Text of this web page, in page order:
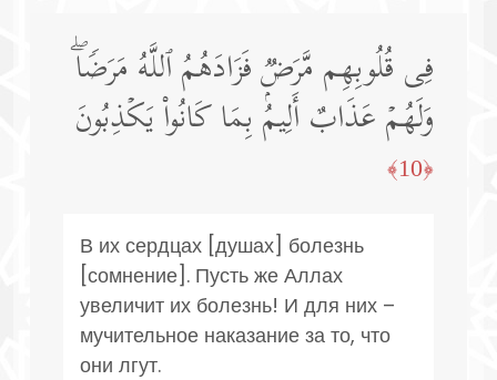
فِی قُلُوبِهِم مَّرَضࣱ فَزَادَهُمُ ٱللَّهُ مَرَضࣰاۖ
وَلَهُمۡ عَذَابٌ أَلِیمُۢ بِمَا كَانُوا۟ یَكۡذِبُونَ
﴿10﴾
В их сердцах [душах] болезнь
[сомнение]. Пусть же Аллах
увеличит их болезнь! И для них –
мучительное наказание за то, что
они лгут.